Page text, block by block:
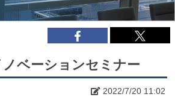
ノベーションセミナー
2022/7/20 11:02